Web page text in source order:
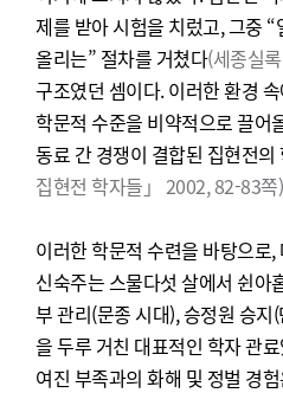
제를 받아 시험을 치렀고, 그중
올리는” 절차를 거쳤다(세종실
구조였던 셈이다. 이러한 환경
학문적 수준을 비약적으로 끌어
동료 간 경쟁이 결합된 집현전
집현전 학자들」 2002, 82-83쪽)
이러한 학문적 수련을 바탕으로
신숙주는 스물다섯 살에서 쉰아
부 관리(문종 시대), 승정원 승
을 두루 거친 대표적인 학자 관
여진 부족과의 화해 및 정벌 경